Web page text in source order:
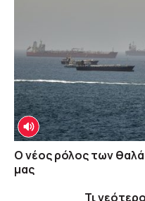
O νέος ρόλος των
μας
Τι